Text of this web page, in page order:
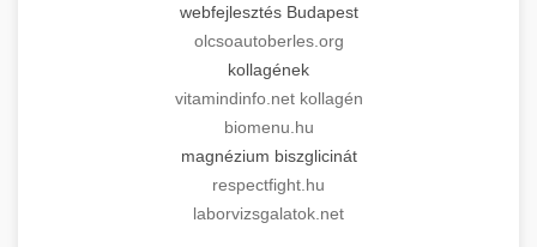
webfejlesztés Budapest
olcsoautoberles.org
kollagének
vitamindinfo.net kollagén
biomenu.hu
magnézium biszglicinát
respectfight.hu
laborvizsgalatok.net